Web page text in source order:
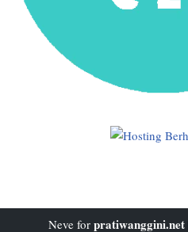
Neve for pratiwanggini.net